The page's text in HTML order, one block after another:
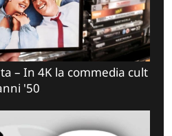
– In 4K la commedia cult
'50